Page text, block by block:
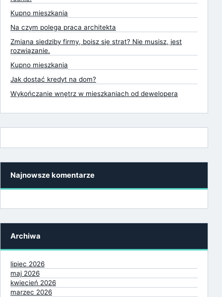
Kupno mieszkania
Na czym polega praca architekta
Zmiana siedziby firmy, boisz się strat? Nie musisz, jest
rozwiązanie.
Kupno mieszkania
Jak dostać kredyt na dom?
Wykończanie wnętrz w mieszkaniach od dewelopera
Najnowsze komentarze
Archiwa
lipiec 2026
maj 2026
kwiecień 2026
marzec 2026